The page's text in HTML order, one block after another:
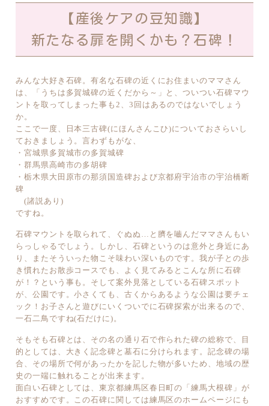
【産後ケアの豆知識】
新たなる扉を開くかも？石碑！
みんな大好き石碑。有名な石碑の近くにお住まいのママさん
は、「うちは多賀城碑の近くだから～」と、ついつい石碑マウ
ントを取ってしまった事も2、3回はあるのではないでしょう
か。
ここで一度、日本三古碑(にほんさんこひ)についておさらいし
ておきましょう。言わずもがな、
・宮城県多賀城市の多賀城碑
・群馬県高崎市の多胡碑
・栃木県大田原市の那須国造碑および京都府宇治市の宇治橋断
碑
(諸説あり)
ですね。
石碑マウントを取られて、ぐぬぬ…と臍を嚙んだママさんもい
らっしゃるでしょう。しかし、石碑というのは意外と身近にあ
り、またそういった物こそ味わい深いものです。我が子との歩
き慣れたお散歩コースでも、よく見てみるとこんな所に石碑
が！？という事も。そして案外見落としている石碑スポット
が、公園です。小さくても、古くからあるような公園は要チェ
ック！お子さんと遊びにいくついでに石碑探索が出来るので、
一石二鳥ですね(石だけに)。
そもそも石碑とは、その名の通り石で作られた碑の総称で、目
的としては、大きく記念碑と墓石に分けられます。記念碑の場
合、その場所で何があったかを記した物が多いため、地域の歴
史の一端に触れることが出来ます。
面白い石碑としては、東京都練馬区春日町の「練馬大根碑」が
おすすめです。この石碑に関しては練馬区のホームページにも